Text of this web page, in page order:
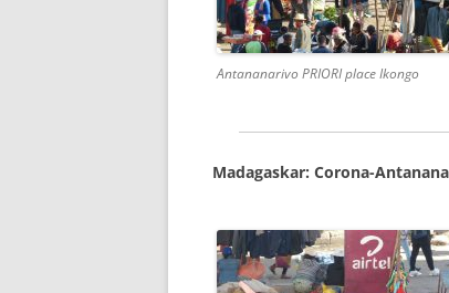
Antananarivo PRIORI place Ikongo
Madagaskar: Corona-